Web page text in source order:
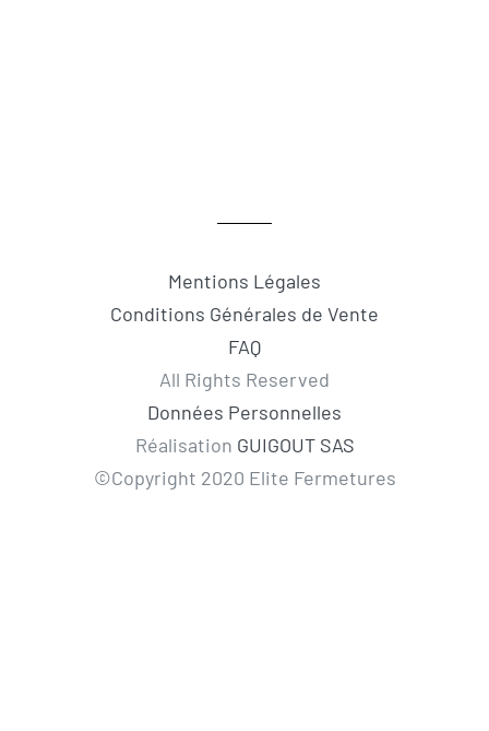
Mentions Légales
Conditions Générales de Vente
FAQ
All Rights Reserved
Données Personnelles
Réalisation GUIGOUT SAS
©Copyright 2020 Elite Fermetures